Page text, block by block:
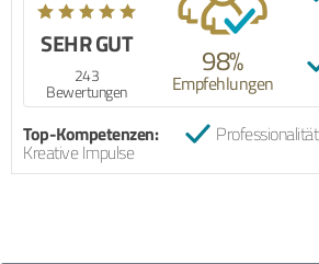
SEHR GUT
243
Bewertungen
98%
Empfehlungen
Top-Kompetenzen: Professionalität
Kreative Impulse